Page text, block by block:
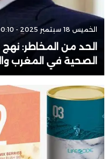
الخميس 18 سبتمبر 2025 - 00:10
الحد من المخاطر:
الصحية في المغرب